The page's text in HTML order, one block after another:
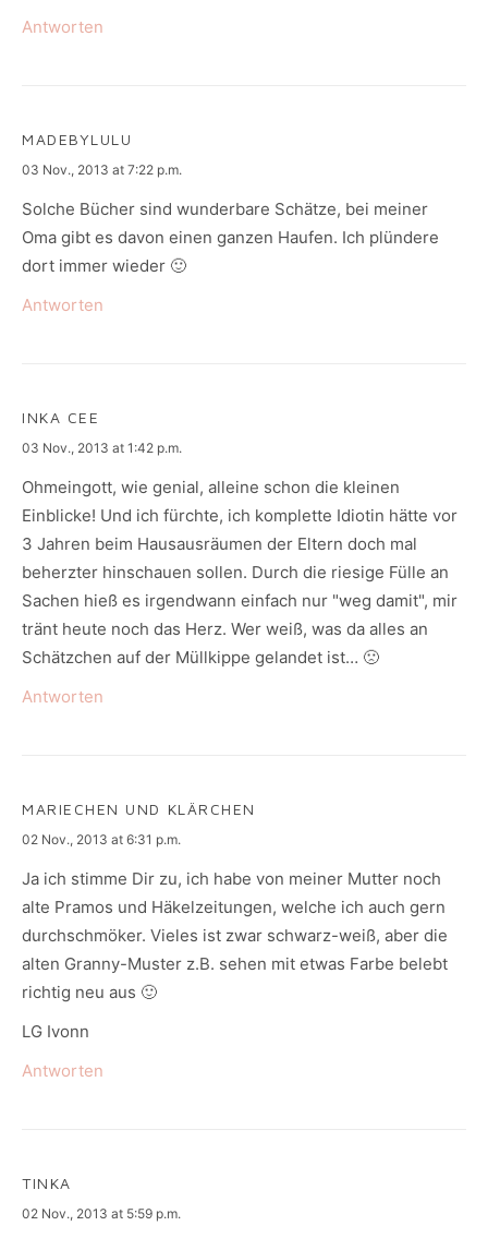
Antworten
MADEBYLULU
says:
03 Nov., 2013 at 7:22 p.m.
Solche Bücher sind wunderbare Schätze, bei meiner
Oma gibt es davon einen ganzen Haufen. Ich plündere
dort immer wieder 🙂
Antworten
INKA CEE
says:
03 Nov., 2013 at 1:42 p.m.
Ohmeingott, wie genial, alleine schon die kleinen
Einblicke! Und ich fürchte, ich komplette Idiotin hätte vor
3 Jahren beim Hausausräumen der Eltern doch mal
beherzter hinschauen sollen. Durch die riesige Fülle an
Sachen hieß es irgendwann einfach nur "weg damit", mir
tränt heute noch das Herz. Wer weiß, was da alles an
Schätzchen auf der Müllkippe gelandet ist… 🙁
Antworten
MARIECHEN UND KLÄRCHEN
says:
02 Nov., 2013 at 6:31 p.m.
Ja ich stimme Dir zu, ich habe von meiner Mutter noch
alte Pramos und Häkelzeitungen, welche ich auch gern
durchschmöker. Vieles ist zwar schwarz-weiß, aber die
alten Granny-Muster z.B. sehen mit etwas Farbe belebt
richtig neu aus 🙂
LG Ivonn
Antworten
TINKA
says:
02 Nov., 2013 at 5:59 p.m.